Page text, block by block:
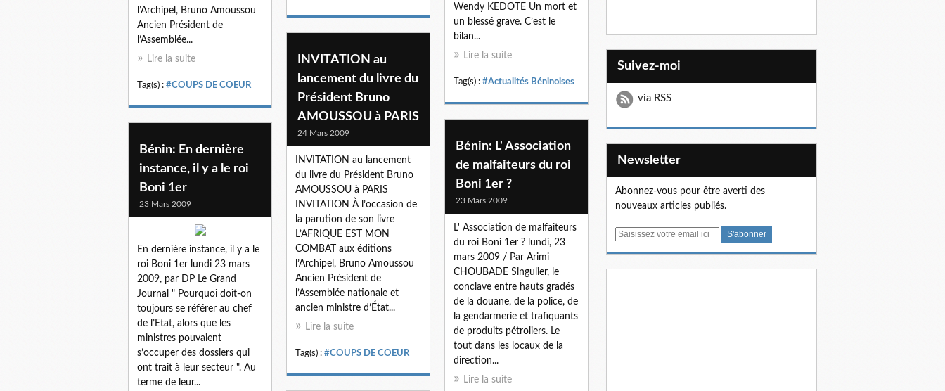
l’Archipel, Bruno Amoussou
Ancien Président de
l’Assemblée...
Lire la suite
Tag(s) : #COUPS DE COEUR
Wendy KEDOTE Un mort et
un blessé grave. C’est le
bilan...
Lire la suite
Tag(s) : #Actualités Béninoises
INVITATION au
lancement du livre du
Président Bruno
AMOUSSOU à PARIS
24 Mars 2009
INVITATION au lancement
du livre du Président Bruno
AMOUSSOU à PARIS
INVITATION À l’occasion de
la parution de son livre
L’AFRIQUE EST MON
COMBAT aux éditions
l’Archipel, Bruno Amoussou
Ancien Président de
l’Assemblée nationale et
ancien ministre d’État...
Lire la suite
Tag(s) : #COUPS DE COEUR
Bénin: L' Association
de malfaiteurs du roi
Boni 1er ?
23 Mars 2009
L' Association de malfaiteurs
du roi Boni 1er ? lundi, 23
mars 2009 / Par Arimi
CHOUBADE Singulier, le
conclave entre hauts gradés
de la douane, de la police, de
la gendarmerie et trafiquants
de produits pétroliers. Le
tout dans les locaux de la
direction...
Lire la suite
Bénin: En dernière
instance, il y a le roi
Boni 1er
23 Mars 2009
En dernière instance, il y a le
roi Boni 1er lundi 23 mars
2009, par DP Le Grand
Journal " Pourquoi doit-on
toujours se référer au chef
de l’Etat, alors que les
ministres pouvaient
s’occuper des dossiers qui
ont trait à leur secteur ". Au
terme de leur...
Suivez-moi
via RSS
Newsletter
Abonnez-vous pour être averti des
nouveaux articles publiés.
E